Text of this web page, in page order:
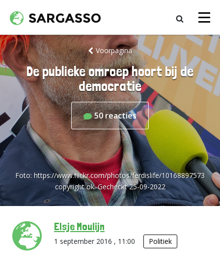
Voorpagina
De publieke omroep hoort bij de
democratie
50reacties
Foto: https://www.flickr.com/photos/ferdislife/10168897573
copyright ok. Gecheckt 25-09-2022
Elsje Moulijn
1 september 2016 , 11:00 Politiek